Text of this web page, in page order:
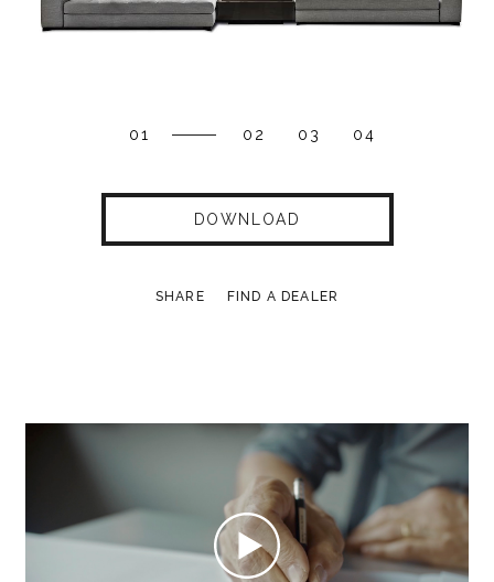
01 02 03 04
DOWNLOAD
SHARE FIND A DEALER